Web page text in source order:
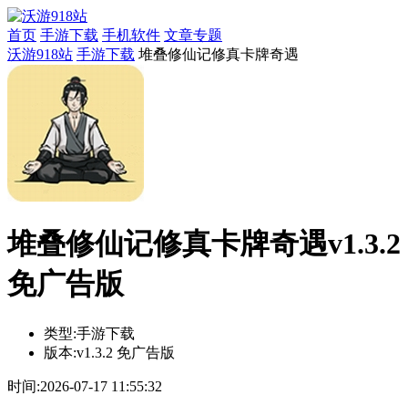
首页 手游下载 手机软件 文章专题
沃游918站 手游下载 堆叠修仙记修真卡牌奇遇
堆叠修仙记修真卡牌奇遇v1.3.2
免广告版
类型:手游下载
版本:v1.3.2 免广告版
时间:2026-07-17 11:55:32